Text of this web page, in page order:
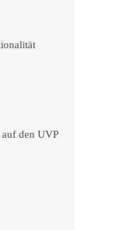
den UVP